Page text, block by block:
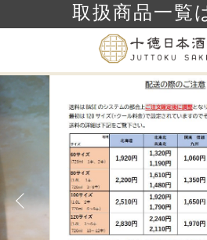
取扱商品一覧